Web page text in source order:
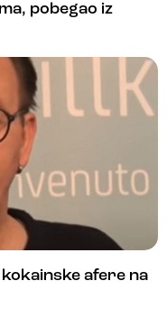
pobegao iz
afere na